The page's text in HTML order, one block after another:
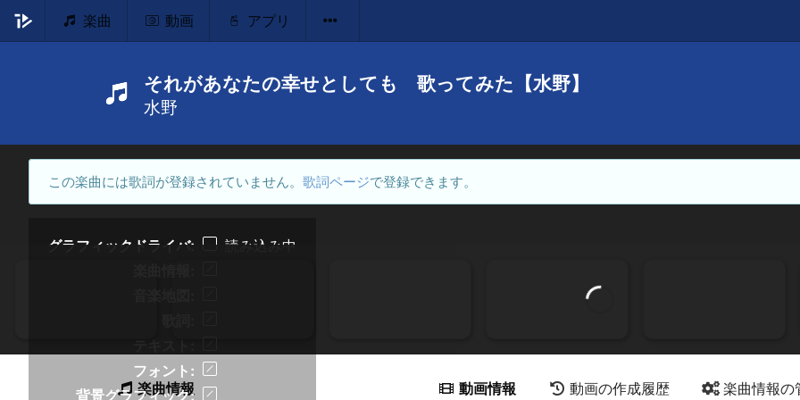
楽曲 動画 アプリ
それがあなたの幸せとしても 歌ってみた【水野】
水野
この楽曲には歌詞が登録されていません。 歌詞ページで登録できます。
グラフィックドライバ
読み込み中
フォント
背景グラフィック
楽曲情報 動画情報 動画の作成履歴 楽曲情報の